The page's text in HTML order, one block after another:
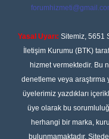
Yasal Uyarı: Sitemiz, 5651
İletişim Kurumu (BTK)
hizmet vermektedir. Bu
denetleme veya araştırma
üyelerimiz yazdıkları
üye olarak bu
herhangi bir marka,
bulunmamaktadır.